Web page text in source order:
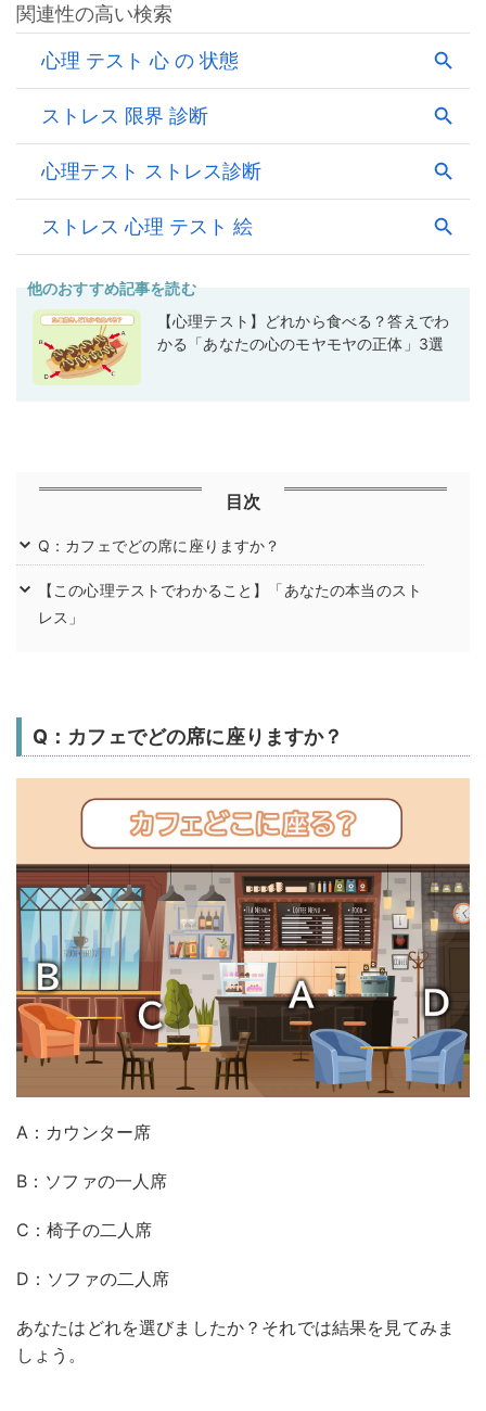
他のおすすめ記事を読む
【心理テスト】どれから食べる？答えでわ
かる「あなたの心のモヤモヤの正体」3選
目次
Q：カフェでどの席に座りますか？
【この心理テストでわかること】「あなたの本当のスト
レス」
Q：カフェでどの席に座りますか？
A：カウンター席
B：ソファの一人席
C：椅子の二人席
D：ソファの二人席
あなたはどれを選びましたか？それでは結果を見てみま
しょう。